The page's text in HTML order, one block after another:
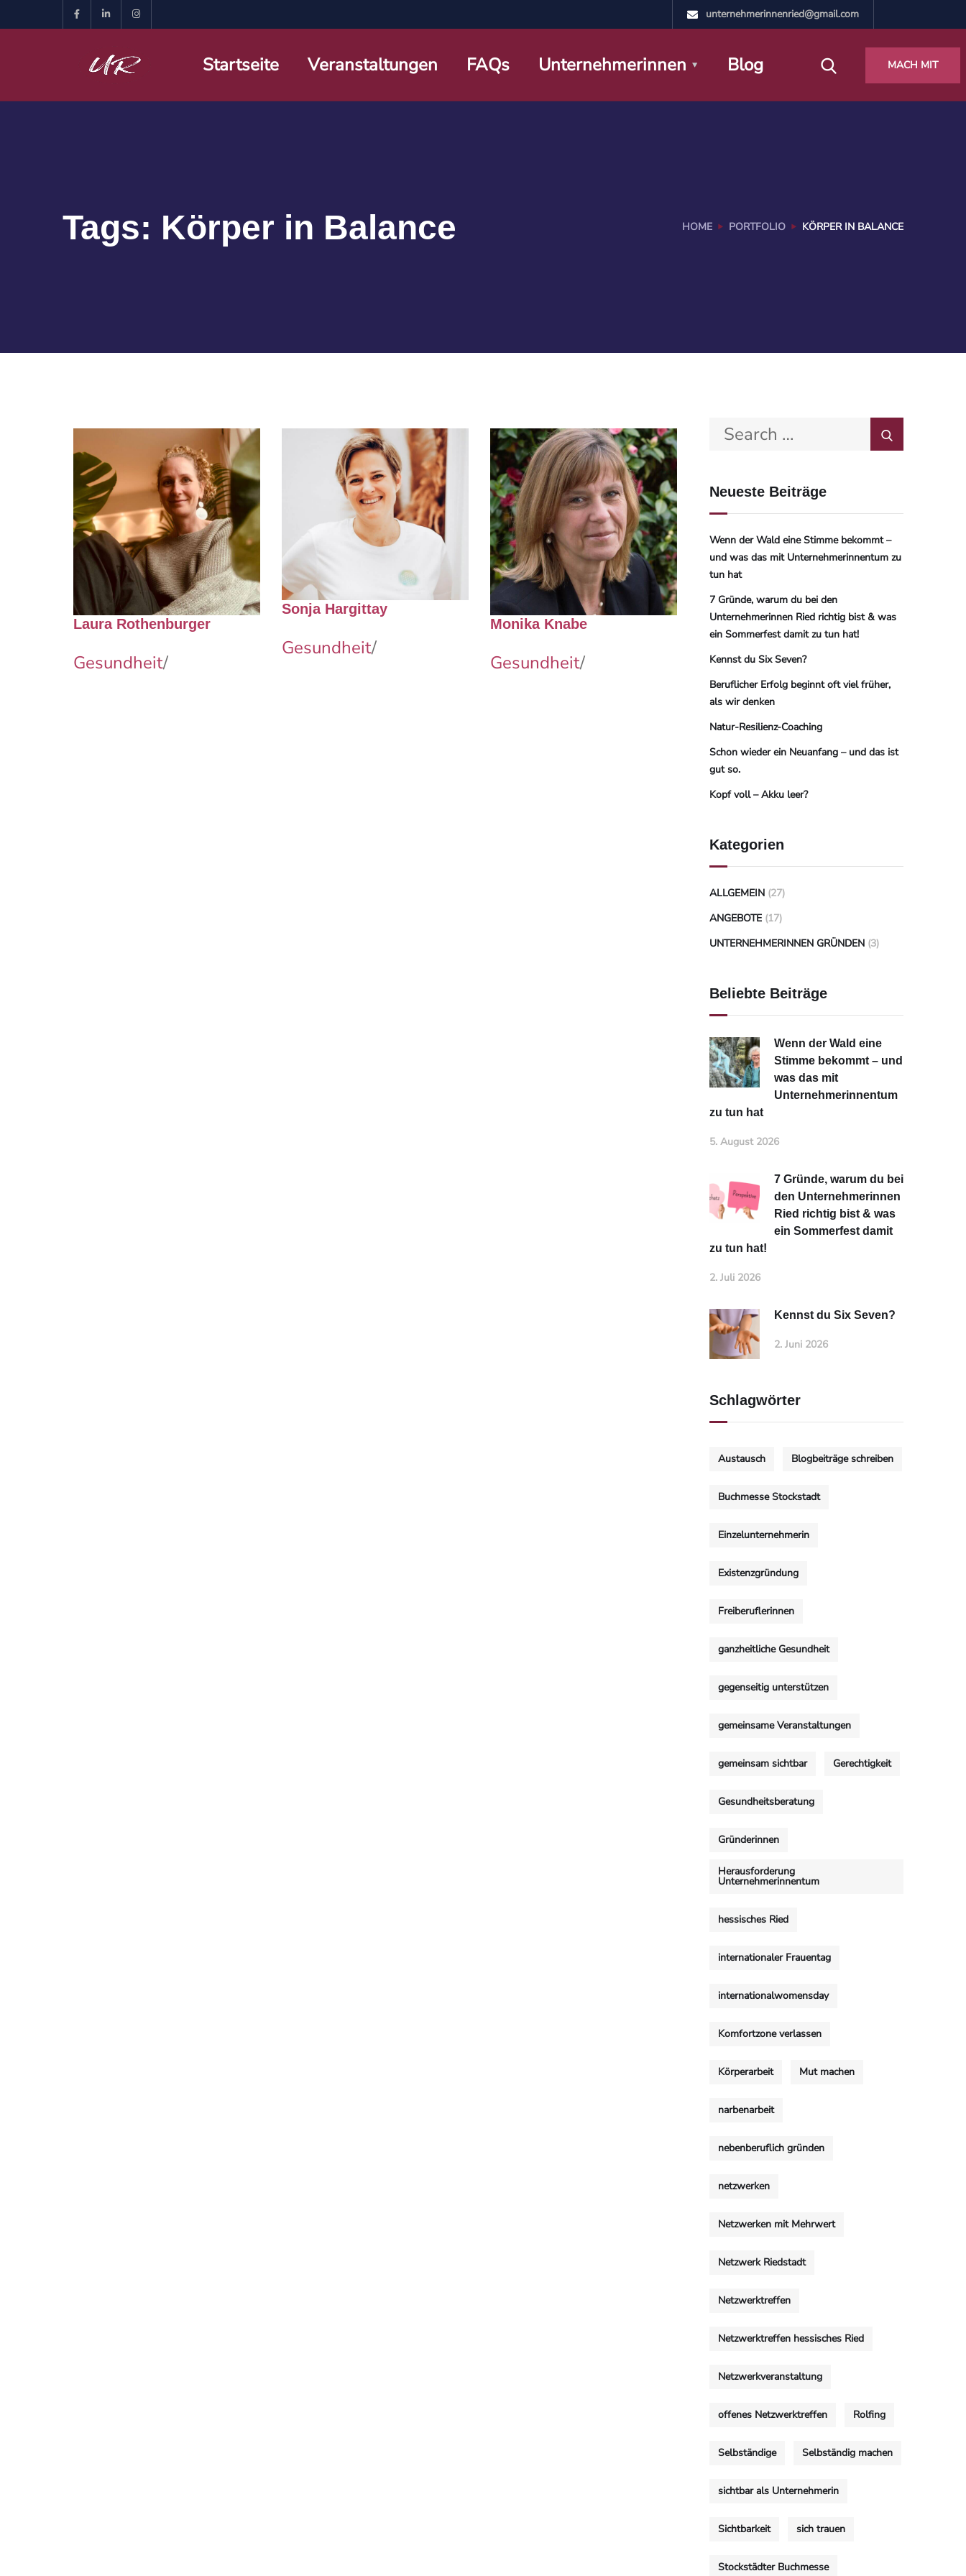
unternehmerinnenried@gmail.com
Startseite Veranstaltungen FAQs Unternehmerinnen Blog MACH MIT
Tags: Körper in Balance HOME PORTFOLIO KÖRPER IN BALANCE
Laura Rothenburger
Gesundheit/
Sonja Hargittay
Gesundheit/
Monika Knabe
Gesundheit/
Neueste Beiträge
Wenn der Wald eine Stimme bekommt –
und was das mit Unternehmerinnentum zu
tun hat
7 Gründe, warum du bei den
Unternehmerinnen Ried richtig bist & was
ein Sommerfest damit zu tun hat!
Kennst du Six Seven?
Beruflicher Erfolg beginnt oft viel früher,
als wir denken
Natur-Resilienz-Coaching
Schon wieder ein Neuanfang – und das ist
gut so.
Kopf voll – Akku leer?
Kategorien
ALLGEMEIN (27)
ANGEBOTE (17)
UNTERNEHMERINNEN GRÜNDEN (3)
Beliebte Beiträge
Wenn der Wald eine
Stimme bekommt – und
was das mit
Unternehmerinnentum
zu tun hat
5. August 2026
7 Gründe, warum du bei
den Unternehmerinnen
Ried richtig bist & was
ein Sommerfest damit
zu tun hat!
2. Juli 2026
Kennst du Six Seven?
2. Juni 2026
Schlagwörter
Austausch Blogbeiträge schreiben
Buchmesse Stockstadt
Einzelunternehmerin
Existenzgründung
Freiberuflerinnen
ganzheitliche Gesundheit
gegenseitig unterstützen
gemeinsame Veranstaltungen
gemeinsam sichtbar Gerechtigkeit
Gesundheitsberatung
Gründerinnen
Herausforderung
Unternehmerinnentum
hessisches Ried
internationaler Frauentag
internationalwomensday
Komfortzone verlassen
Körperarbeit Mut machen
narbenarbeit
nebenberuflich gründen
netzwerken
Netzwerken mit Mehrwert
Netzwerk Riedstadt
Netzwerktreffen
Netzwerktreffen hessisches Ried
Netzwerkveranstaltung
offenes Netzwerktreffen Rolfing
Selbständige Selbständig machen
sichtbar als Unternehmerin
Sichtbarkeit sich trauen
Stockstädter Buchmesse